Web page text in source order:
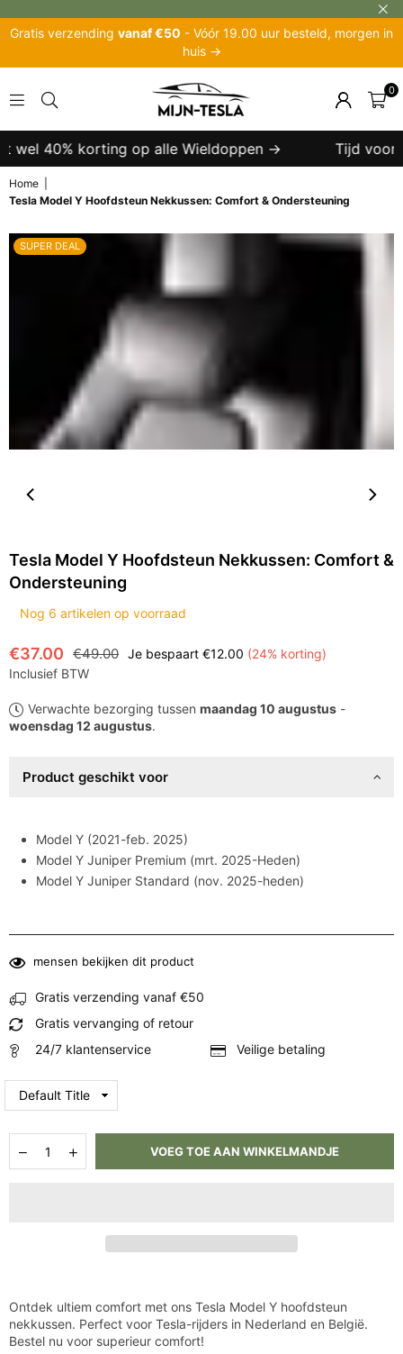
Gratis verzending vanaf €50 - Vóór 19.00 uur besteld, morgen in
huis →
TESLA
0
40% korting op alle Wieldoppen → Tijd voor
Home
Tesla Model Y Hoofdsteun Nekkussen: Comfort & Ondersteuning
SUPER DEAL
Tesla Model Y Hoofdsteun Nekkussen: Comfort &
Ondersteuning
Nog 6 artikelen op voorraad
Normale
prijs
€37.00 €49.00 Je bespaart €12.00 (24% korting)
Inclusief BTW
Verwachte bezorging tussen maandag 10 augustus -
woensdag 12 augustus.
Product geschikt voor
Model Y (2021-feb. 2025)
Model Y Juniper Premium (mrt. 2025-Heden)
Model Y Juniper Standard (nov. 2025-heden)
mensen bekijken dit product
Gratis verzending vanaf €50
Gratis vervanging of retour
24/7 klantenservice
Veilige betaling
Aantal
verlagen
Ondersteuning
Aantal
verhogen
Ondersteuning
VOEG TOE AAN WINKELMANDJE
Ontdek ultiem comfort met ons Tesla Model Y hoofdsteun
nekkussen. Perfect voor Tesla-rijders in Nederland en België.
Bestel nu voor superieur comfort!